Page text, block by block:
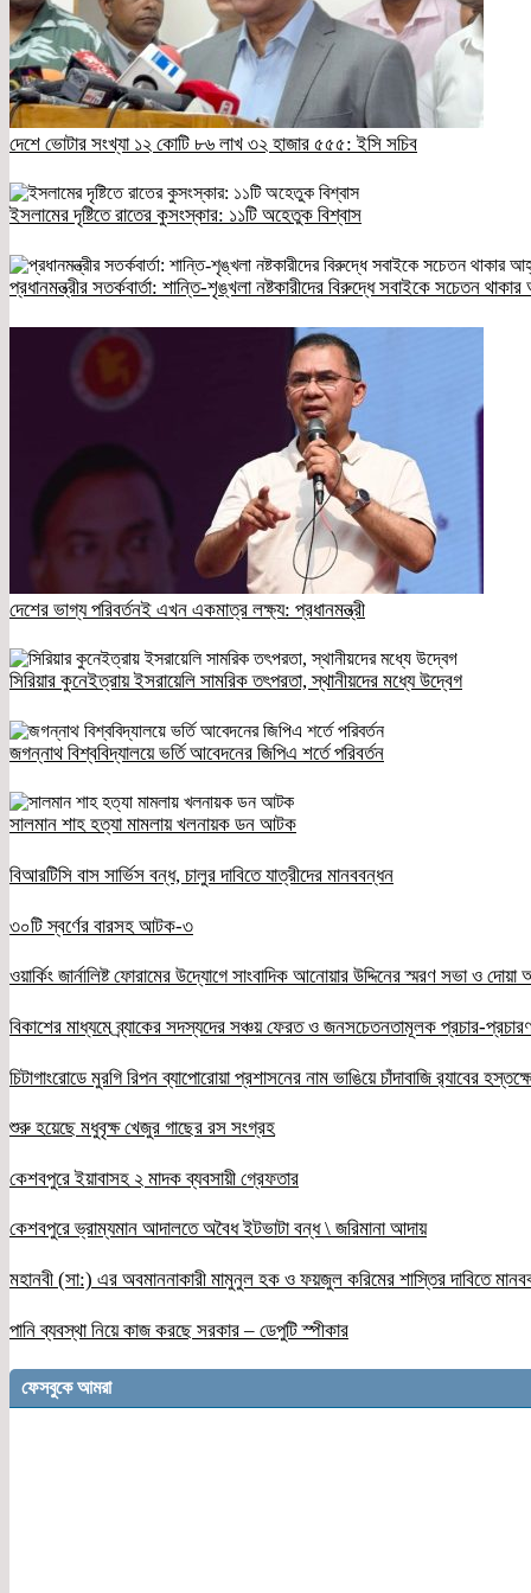
দেশে ভোটার সংখ্যা ১২ কোটি ৮৬ লাখ ৩২ হাজার ৫৫৫: ইসি সচিব
ইসলামের দৃষ্টিতে রাতের কুসংস্কার: ১১টি অহেতুক বিশ্বাস
প্রধানমন্ত্রীর সতর্কবার্তা: শান্তি-শৃঙ্খলা নষ্টকারীদের বিরুদ্ধে সবাইকে সচেতন
দেশের ভাগ্য পরিবর্তনই এখন একমাত্র লক্ষ্য: প্রধানমন্ত্রী
সিরিয়ার কুনেইত্রায় ইসরায়েলি সামরিক তৎপরতা, স্থানীয়দের মধ্যে উদ্বেগ
জগন্নাথ বিশ্ববিদ্যালয়ে ভর্তি আবেদনের জিপিএ শর্তে পরিবর্তন
সালমান শাহ হত্যা মামলায় খলনায়ক ডন আটক
বিআরটিসি বাস সার্ভিস বন্ধ, চালুর দাবিতে যাত্রীদের মানববন্ধন
৩০টি স্বর্ণের বারসহ আটক-৩
ওয়ার্কিং জার্নালিষ্ট ফোরামের উদ্যোগে সাংবাদিক আনোয়ার উদ্দিনের স্মরণ সভা ও দোয়া
বিকাশের মাধ্যমে ব্র্যাকের সদস্যদের সঞ্চয় ফেরত ও জনসচেতনতামূলক প্রচার-
চিটাগাংরোডে মুরগি রিপন ব্যাপোরোয়া প্রশাসনের নাম ভাঙিয়ে চাঁদাবাজি র‌্যাবের
শুরু হয়েছে মধুবৃক্ষ খেজুর গাছের রস সংগ্রহ
কেশবপুরে ইয়াবাসহ ২ মাদক ব্যবসায়ী গ্রেফতার
কেশবপুরে ভ্রাম্যমান আদালতে অবৈধ ইটভাটা বন্ধ \ জরিমানা আদায়
মহানবী (সা:) এর অবমাননাকারী মামুনুল হক ও ফয়জুল করিমের শাস্তির দাবিতে
পানি ব্যবস্থা নিয়ে কাজ করছে সরকার – ডেপুটি স্পীকার
ফেসবুকে আমরা